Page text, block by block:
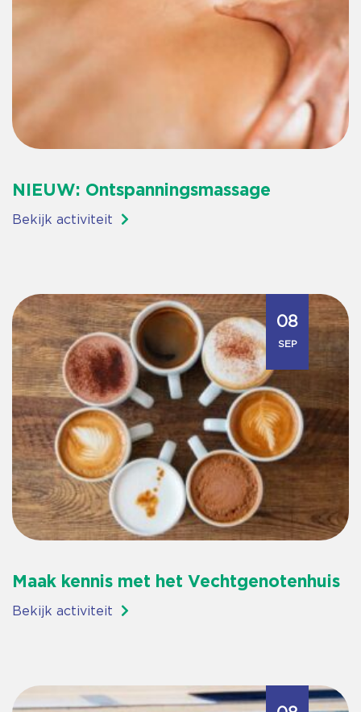
NIEUW: Ontspanningsmassage
Bekijk activiteit
08
SEP
Maak kennis met het Vechtgenotenhuis
Bekijk activiteit